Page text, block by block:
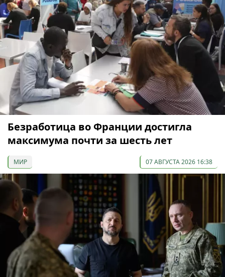
Безработица во Франции достигла
максимума почти за шесть лет
МИР 07 АВГУСТА 2026 16:38